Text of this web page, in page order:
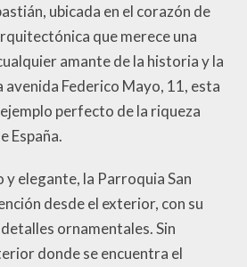
ubicada en el corazón de
que merece una
amante de la historia y la
avenida Federico Mayo, 11, esta
perfecto de la riqueza
España.
y elegante, la Parroquia San
desde el exterior, con su
ornamentales. Sin
donde se encuentra el